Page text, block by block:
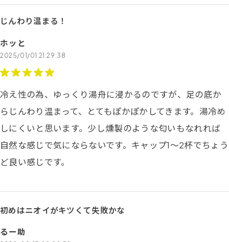
じんわり温まる！
ホッと
2025/01/01 21:29:38
冷え性の為、ゆっくり湯舟に浸かるのですが、足の底か
らじんわり温まって、とてもぽかぽかしてきます。湯冷め
しにくいと思います。少し燻製のような匂いもなれれば
自然な感じで気にならないです。キャップ1～2杯でちょう
ど良い感じです。
初めはニオイがキツくて失敗かな
るー助